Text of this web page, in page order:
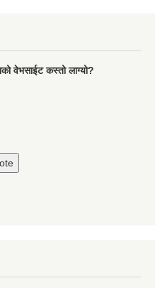
वेभसाईट कस्तो लाग्यो?